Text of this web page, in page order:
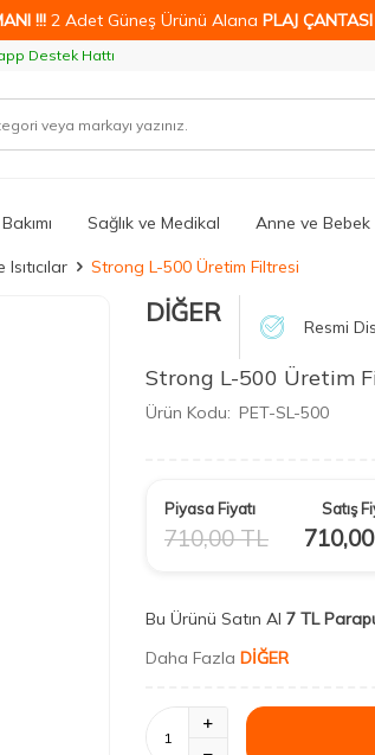
!!! 2 Adet Güneş Ürünü Alana PLAJ ÇANTASI
Destek Hattı
Sağlık ve Medikal Anne ve Bebek
Strong L-500 Üretim Filtresi
DİĞER Resmi
Strong L-500 Üretim
Ürün Kodu: PET-SL-500
Piyasa Fiyatı
710,00TL
Satış
710,00
Bu Ürünü Satın Al 7 TL
Daha Fazla DİĞER